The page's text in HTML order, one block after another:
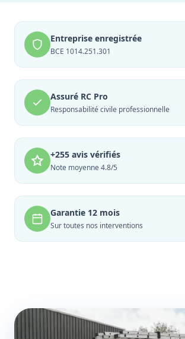
Entreprise enregistrée
BCE 1014.251.301
Assuré RC Pro
Responsabilité civile professionnelle
+255 avis vérifiés
Note moyenne 4.8/5
Garantie 12 mois
Sur toutes nos interventions